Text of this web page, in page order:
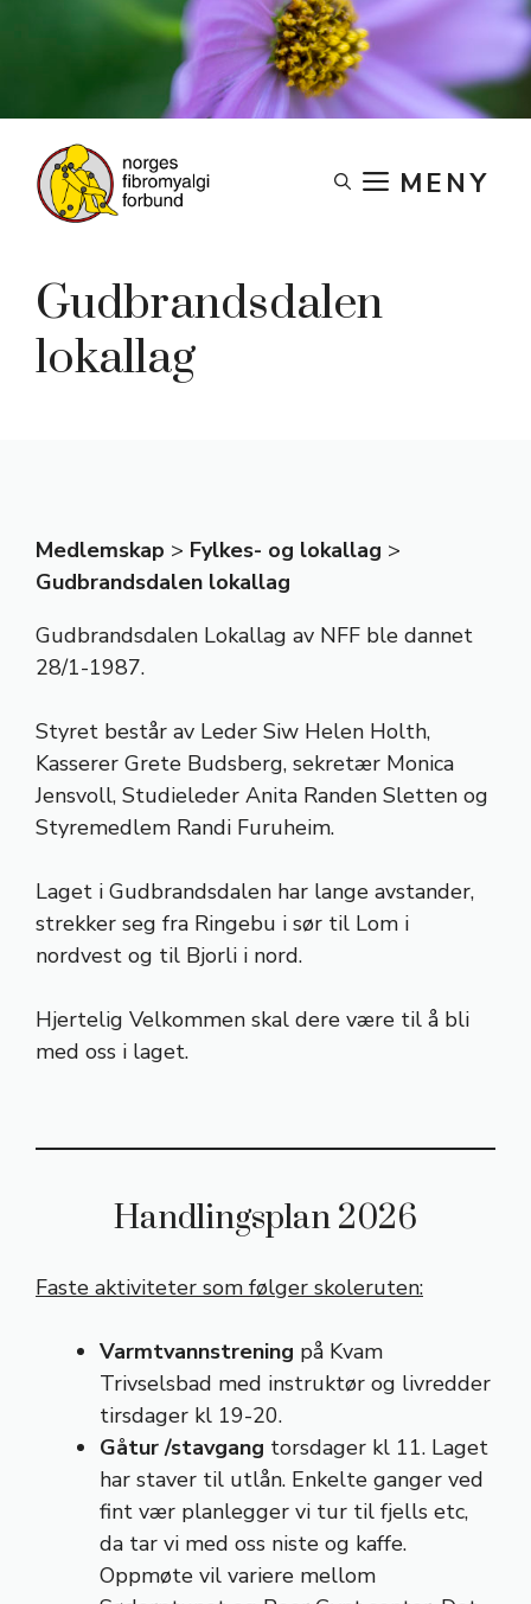
MENY
Gudbrandsdalen
lokallag
Medlemskap > Fylkes- og lokallag >
Gudbrandsdalen lokallag
Gudbrandsdalen Lokallag av NFF ble dannet
28/1-1987.
Styret består av Leder Siw Helen Holth,
Kasserer Grete Budsberg, sekretær Monica
Jensvoll, Studieleder Anita Randen Sletten og
Styremedlem Randi Furuheim.
Laget i Gudbrandsdalen har lange avstander,
strekker seg fra Ringebu i sør til Lom i
nordvest og til Bjorli i nord.
Hjertelig Velkommen skal dere være til å bli
med oss i laget.
Handlingsplan 2026
Faste aktiviteter som følger skoleruten:
Varmtvannstrening på Kvam
Trivselsbad med instruktør og livredder
tirsdager kl 19-20.
Gåtur /stavgang torsdager kl 11. Laget
har staver til utlån. Enkelte ganger ved
fint vær planlegger vi tur til fjells etc,
da tar vi med oss niste og kaffe.
Oppmøte vil variere mellom